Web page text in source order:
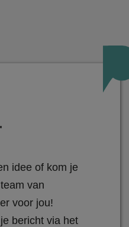
idee of kom je
van
voor jou!
bericht via het